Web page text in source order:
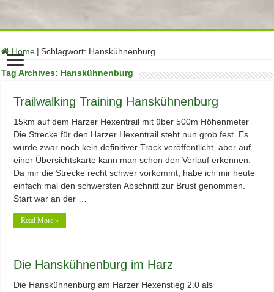
Home | Schlagwort: Hanskühnenburg
Tag Archives: Hanskühnenburg
Trailwalking Training Hanskühnenburg
15km auf dem Harzer Hexentrail mit über 500m Höhenmeter
Die Strecke für den Harzer Hexentrail steht nun grob fest. Es
wurde zwar noch kein definitiver Track veröffentlicht, aber auf
einer Übersichtskarte kann man schon den Verlauf erkennen.
Da mir die Strecke recht schwer vorkommt, habe ich mir heute
einfach mal den schwersten Abschnitt zur Brust genommen.
Start war an der …
Read More »
Die Hanskühnenburg im Harz
Die Hanskühnenburg am Harzer Hexenstieg 2.0 als